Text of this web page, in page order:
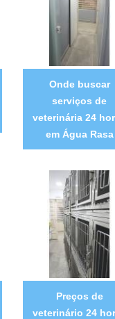
Onde buscar
serviços de
veterinária 24
em Água Rasa
Preços de
veterinário 24